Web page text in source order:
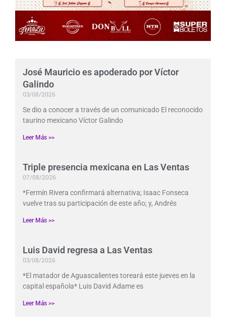
José Mauricio es apoderado por Víctor
Galindo
03/08/2026
Se dio a conocer a través de un comunicado El reconocido
taurino mexicano Víctor Galindo
Leer Más >>
Triple presencia mexicana en Las Ventas
07/08/2026
*Fermín Rivera confirmará alternativa; Isaac Fonseca
vuelve tras su participación de este año; y, Andrés
Leer Más >>
Luis David regresa a Las Ventas
03/08/2026
*El matador de Aguascalientes toreará este jueves en la
capital española* Luis David Adame es
Leer Más >>